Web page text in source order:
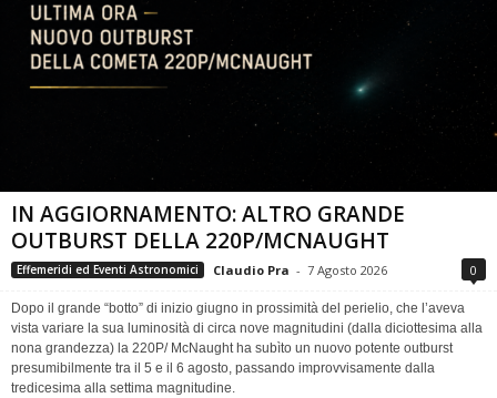
IN AGGIORNAMENTO: ALTRO GRANDE
OUTBURST DELLA 220P/MCNAUGHT
Effemeridi ed Eventi Astronomici Claudio Pra - 7 Agosto 2026 0
Dopo il grande “botto” di inizio giugno in prossimità del perielio, che l’aveva
vista variare la sua luminosità di circa nove magnitudini (dalla diciottesima alla
nona grandezza) la 220P/ McNaught ha subìto un nuovo potente outburst
presumibilmente tra il 5 e il 6 agosto, passando improvvisamente dalla
tredicesima alla settima magnitudine.